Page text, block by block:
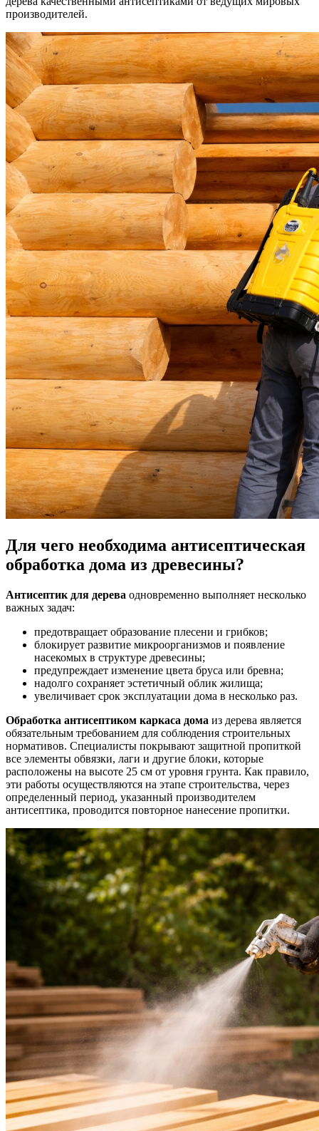
производителей.
Для чего необходима антисептическая
обработка дома из древесины?
Антисептик для дерева одновременно выполняет несколько
важных задач:
предотвращает образование плесени и грибков;
блокирует развитие микроорганизмов и появление
насекомых в структуре древесины;
предупреждает изменение цвета бруса или бревна;
надолго сохраняет эстетичный облик жилища;
увеличивает срок эксплуатации дома в несколько раз.
Обработка антисептиком каркаса дома из дерева является
обязательным требованием для соблюдения строительных
нормативов. Специалисты покрывают защитной пропиткой
все элементы обвязки, лаги и другие блоки, которые
расположены на высоте 25 см от уровня грунта. Как правило,
эти работы осуществляются на этапе строительства, через
определенный период, указанный производителем
антисептика, проводится повторное нанесение пропитки.